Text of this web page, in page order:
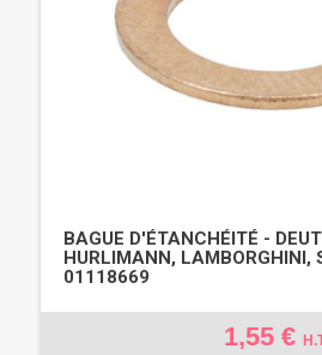
BAGUE D'ÉTANCHÉITÉ -
HURLIMANN, LAMBORGHINI,
01118669
1,55 €